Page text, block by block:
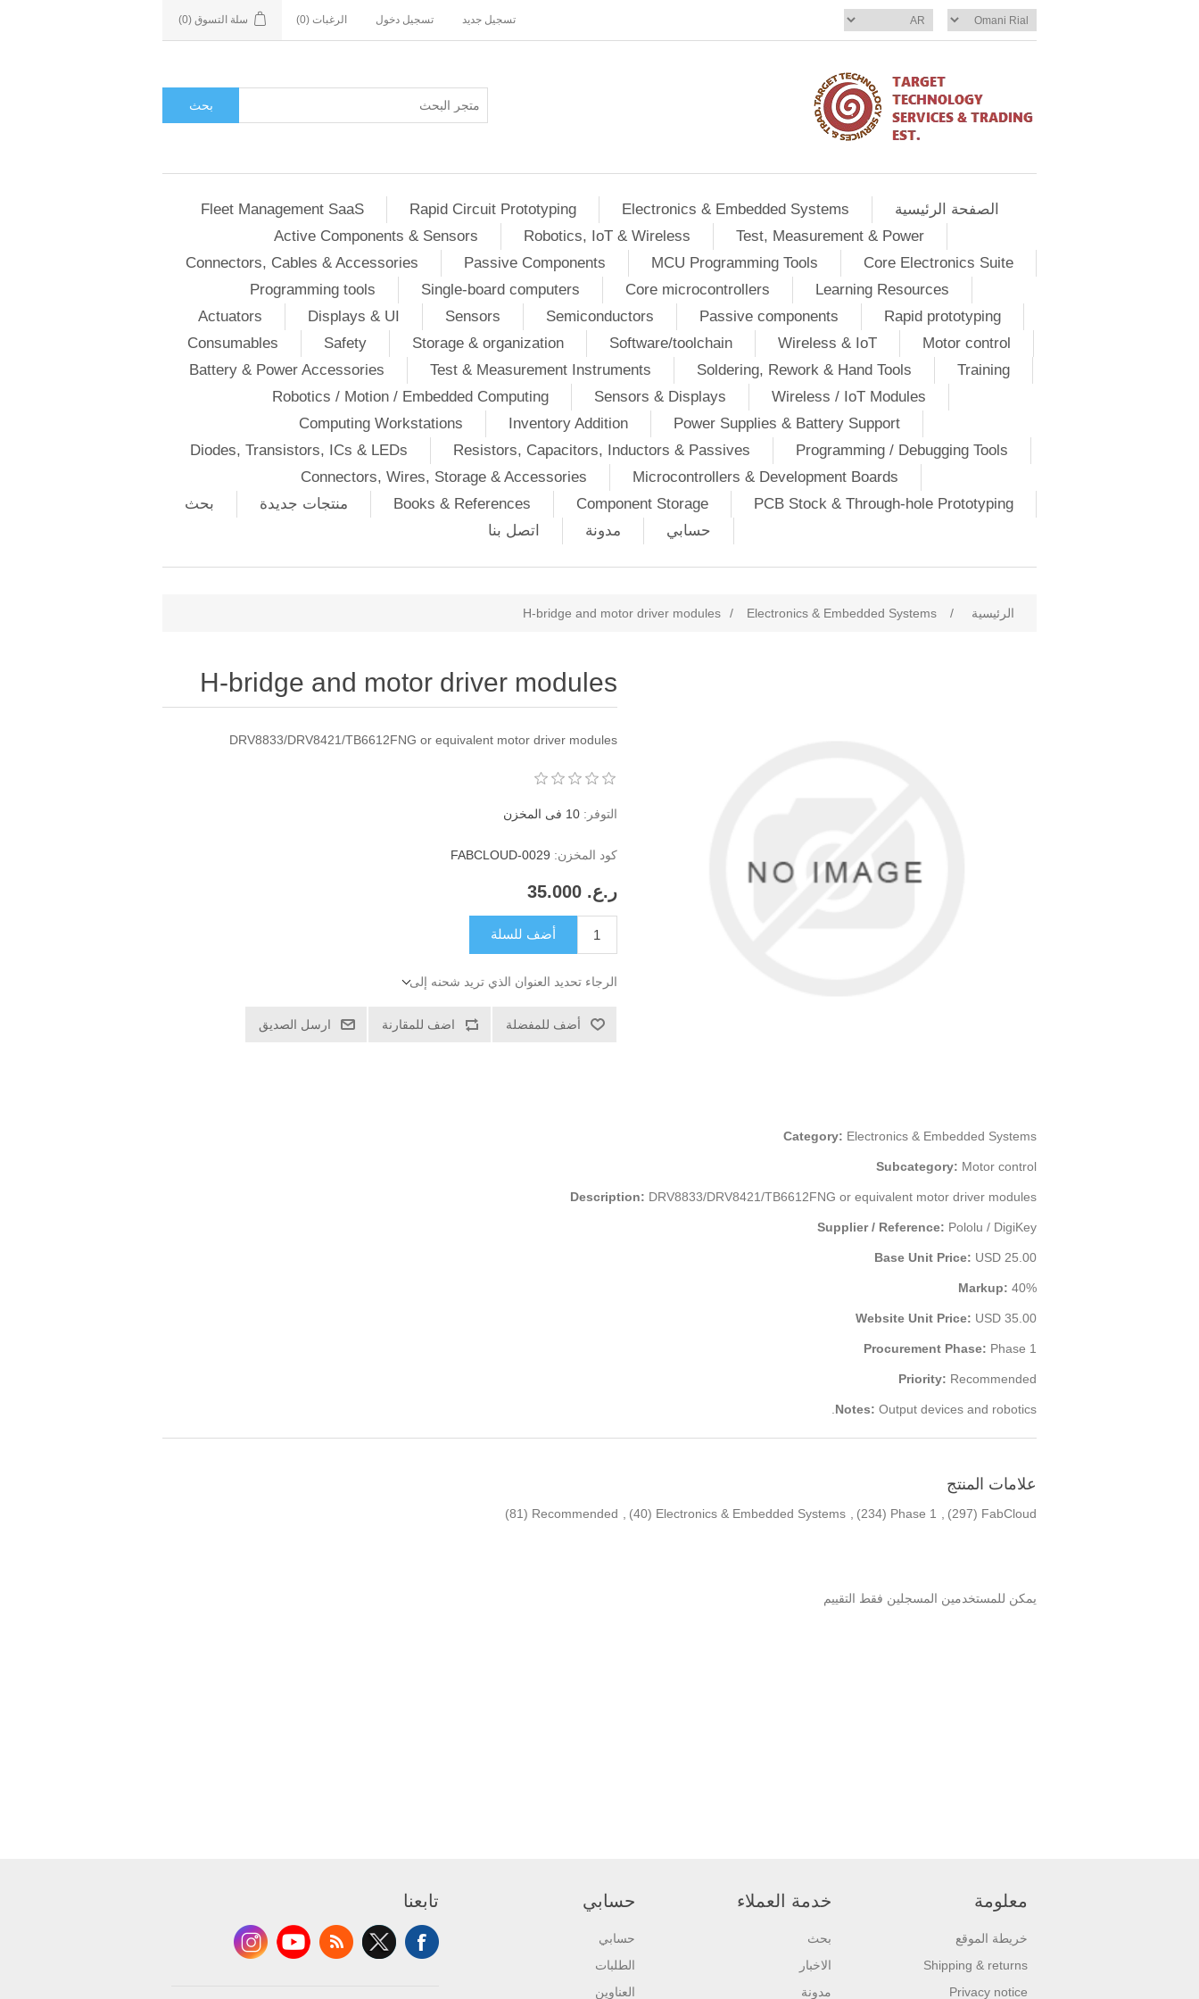
تسجيل جديد تسجيل دخول الرغبات (0) سلة التسوق (0)
بحث
الصفحة الرئيسية Electronics & Embedded Systems
Rapid Circuit Prototyping
Fleet Management SaaS
Test, Measurement & Power
Robotics, IoT & Wireless
Active Components & Sensors
Core Electronics Suite
MCU Programming Tools
Passive Components
Connectors, Cables & Accessories
Learning Resources
Core microcontrollers
Single-board computers
Programming tools
Rapid prototyping
Passive components
Semiconductors
Sensors
Displays & UI
Actuators
Motor control
Wireless & IoT
Software/toolchain
Storage & organization
Safety
Consumables
Training
Soldering, Rework & Hand Tools
Test & Measurement Instruments
Battery & Power Accessories
Wireless / IoT Modules
Sensors & Displays
Robotics / Motion / Embedded Computing
Power Supplies & Battery Support
Inventory Addition
Computing Workstations
Programming / Debugging Tools
Resistors, Capacitors, Inductors & Passives
Diodes, Transistors, ICs & LEDs
Microcontrollers & Development Boards
Connectors, Wires, Storage & Accessories
PCB Stock & Through-hole Prototyping
Component Storage
Books & References منتجات جديدة
بحث
حسابي
مدونة اتصل بنا
الرئيسية /
Electronics & Embedded Systems
/
H-bridge and motor driver modules
H-bridge and motor driver modules
DRV8833/DRV8421/TB6612FNG or equivalent motor driver modules
التوفر: 10 فى المخزن
كود المخزن: FABCLOUD-0029
ر.ع.‏‏ 35.000
أضف للسلة
الرجاء تحديد العنوان الذي تريد شحنه إلى
أضف للمفضلة اضف للمقارنة ارسل الصديق
Category: Electronics & Embedded Systems
Subcategory: Motor control
Description: DRV8833/DRV8421/TB6612FNG or equivalent motor driver modules
Supplier / Reference: Pololu / DigiKey
Base Unit Price: USD 25.00
Markup: 40%
Website Unit Price: USD 35.00
Procurement Phase: Phase 1
Priority: Recommended
Notes: Output devices and robotics.
علامات المنتج
FabCloud
(297)
Phase 1
(234)
Electronics & Embedded Systems
(40)
Recommended
(81)
يمكن للمستخدمين المسجلين فقط التقييم
معلومة
خريطة الموقع
Shipping & returns
Privacy notice
خدمة العملاء
بحث
الاخبار
مدونة
حسابي
حسابي
الطلبات
العناوين
تابعنا